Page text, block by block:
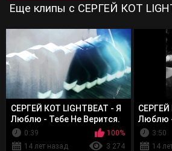
Еще клипы с СЕРГЕЙ КОТ
СЕРГЕЙ КОТ LIGHTBEAT - Я
Люблю - Тебе Не Верится.
(Тизер)
0:39
100%
14 лет назад
3 274
СЕРГЕЙ
Люблю -
3:50
14